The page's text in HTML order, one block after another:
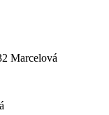
Marcelová